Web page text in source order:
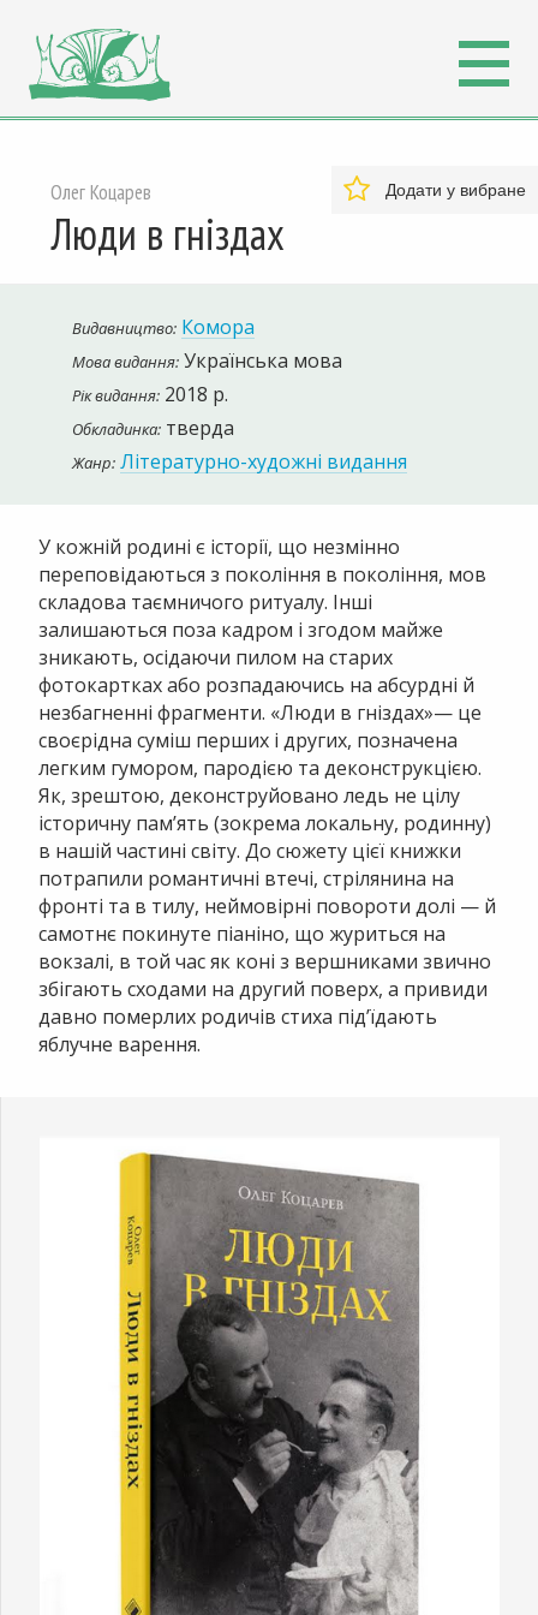
Олег Коцарев
Люди в гніздах
Додати у вибране
Видавництво: Комора
Мова видання: Українська мова
Рік видання: 2018 р.
Обкладинка: тверда
Жанр: Літературно-художні видання
У кожній родині є історії, що незмінно
переповідаються з покоління в покоління, мов
складова таємничого ритуалу. Інші
залишаються поза кадром і згодом майже
зникають, осідаючи пилом на старих
фотокартках або розпадаючись на абсурдні й
незбагненні фрагменти. «Люди в гніздах»— це
своєрідна суміш перших і других, позначена
легким гумором, пародією та деконструкцією.
Як, зрештою, деконструйовано ледь не цілу
історичну пам’ять (зокрема локальну, родинну)
в нашій частині світу. До сюжету цієї книжки
потрапили романтичні втечі, стрілянина на
фронті та в тилу, неймовірні повороти долі — й
самотнє покинуте піаніно, що журиться на
вокзалі, в той час як коні з вершниками звично
збігають сходами на другий поверх, а привиди
давно померлих родичів стиха під’їдають
яблучне варення.